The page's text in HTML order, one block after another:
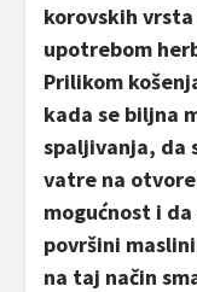
korovskih
upotrebom
Prilikom
kada se biljna
spaljivanja, da
vatre na
mogućnost i
površini
na taj način